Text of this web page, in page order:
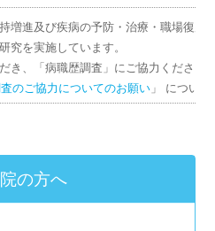
増進及び疾病の予防・治療・職場復帰
究を実施しています。
き、「病職歴調査」にご協力ください
のご協力についてのお願い 」 につい
の方へ